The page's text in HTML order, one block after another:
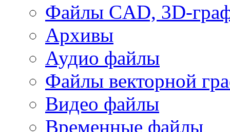
Файлы CAD, 3D-
Архивы
Аудио файлы
Файлы векторной
Видео файлы
Временные файлы